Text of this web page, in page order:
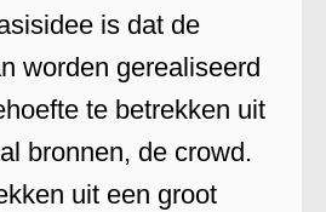
is dat de
worden gerealiseerd
te betrekken uit
bronnen, de crowd.
uit een groot